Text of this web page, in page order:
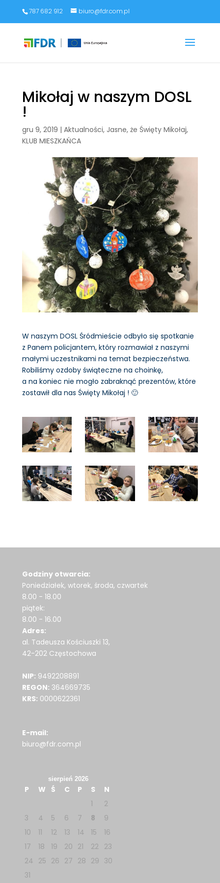
787 682 912 biuro@fdr.com.pl
Mikołaj w naszym DOSL
!
gru 9, 2019 | Aktualności, Jasne, że Święty Mikołaj,
KLUB MIESZKAŃCA
W naszym DOSL Śródmieście odbyło się spotkanie
z Panem policjantem, który rozmawiał z naszymi
małymi uczestnikami na temat bezpieczeństwa.
Robiliśmy ozdoby świąteczne na choinkę,
a na koniec nie mogło zabraknąć prezentów, które
zostawił dla nas Święty Mikołaj ! 🙂
Godziny otwarcia:
Poniedziałek, wtorek, środa, czwartek
8.00 - 18.00
piątek:
8.00 - 16.00
Adres:
al. Tadeusza Kościuszki 13,
42-202 Częstochowa
NIP: 9492208891
REGON: 364669735
KRS: 0000622361
E-mail:
biuro@fdr.com.pl
sierpień 2026
P W Ś C P S
N
1
2
3
4 5 6 7 8
9
10
11 12 13 14 15
16
17
18 19 20 21 22
23
24 25 26 27 28 29 30
31